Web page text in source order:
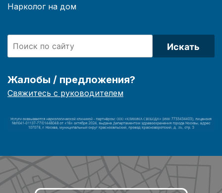
Нарколог на дом
Искать
Жалобы / предложения?
Свяжитесь с руководителем